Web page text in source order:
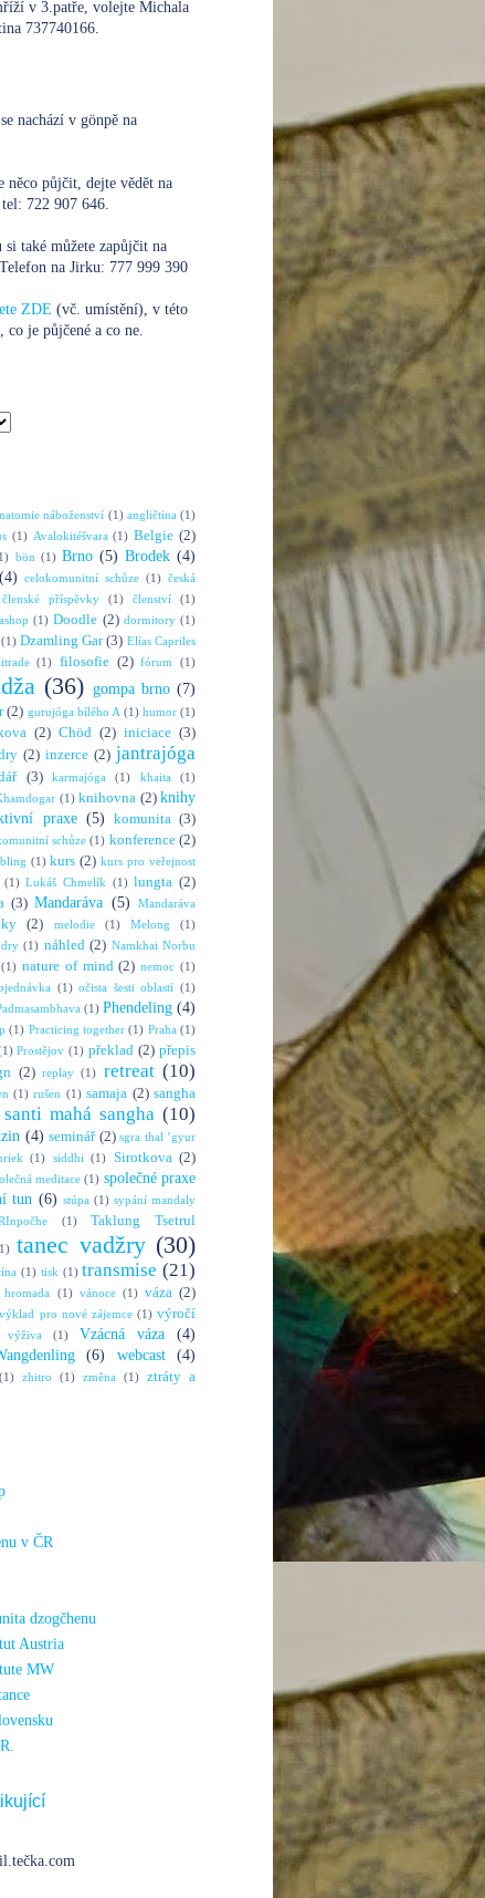
v 3.patře, volejte Michala
737740166.
nachází v gönpě na
něco půjčit, dejte vědět na
722 907 646.
také můžete zapůjčit na
na Jirku: 777 999 390
ZDE (vč. umístění), v této
co je půjčené a co ne.
náboženství (1) angličtina (1)
(1) Avalokitéšvara (1) Belgie (2)
bön (1) Brno (5) Brodek (4)
(4) celokomunitní schůze (1) česká
členské příspěvky (1) členství
(1)
(1) Doodle (2) dormitory (1)
(1) Dzamling Gar (3) Elías Capriles
(1) filosofie (2) fórum (1)
(36) gompa brno (7)
(2) gurujóga bílého A (1) humor (1)
(2) Chöd (2) iniciace (3)
(2) inzerce (2) jantrajóga
(3) karmajóga (1) khaita (1)
(1) knihovna (2) knihy
praxe (5) komunita (3)
schůze (1) konference (2)
(1) kurs (2) kurs pro veřejnost
(1) Lukáš Chmelík (1) lungta (2)
(3) Mandaráva (5)
Mandaráva
(2) melodie (1) Melong
(1)
(1) náhled (2) Namkhai Norbu
(1) nature of mind (2) nemoc (1)
(1) očista šesti oblastí (1)
(1) Phendeling (4)
(1) Practicing together (1) Praha (1)
Prostějov (1) překlad (2) přepis
(2) replay (1) retreat (10)
(1) rušen (1) samaja (2) sangha
santi mahá sangha (10)
(4) seminář (2) sgra thal ’gyur
(1) siddhi (1) Sirotkova (2)
meditace (1) společné praxe
tun (6) stúpa (1) sypání mandaly
(1)
Taklung Tsetrul
tanec vadžry (30)
(1) tisk (1) transmise (21)
(1) vánoce (1) váza (2)
výklad pro nové zájemce (1) výročí
výživa (1) Vzácná váza (4)
(6) webcast (4)
(1) zhitro (1) změna (1) ztráty a
v ČR
dzogčhenu
Austria
MW